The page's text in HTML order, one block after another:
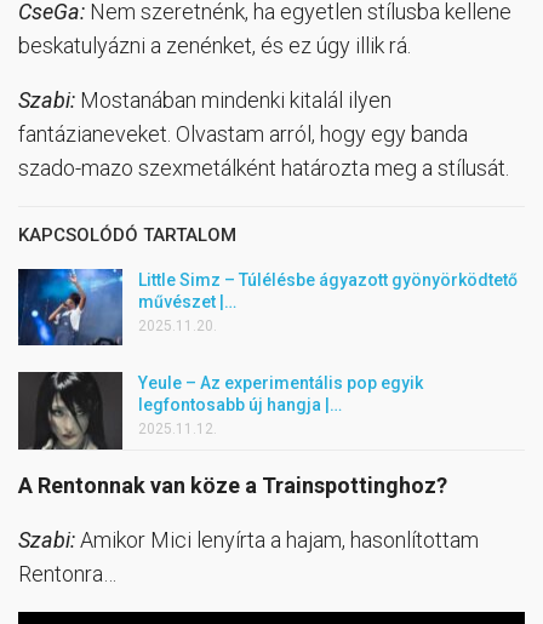
CseGa: Nem szeretnénk, ha egyetlen stílusba kellene
beskatulyázni a zenénket, és ez úgy illik rá.
Szabi: Mostanában mindenki kitalál ilyen
fantázianeveket. Olvastam arról, hogy egy banda
szado-mazo szexmetálként határozta meg a stílusát.
KAPCSOLÓDÓ TARTALOM
Little Simz – Túlélésbe ágyazott gyönyörködtető
művészet |…
2025.11.20.
Yeule – Az experimentális pop egyik
legfontosabb új hangja |…
2025.11.12.
A Rentonnak van köze a Trainspottinghoz?
Szabi:Amikor Mici lenyírta a hajam, hasonlítottam
Rentonra…